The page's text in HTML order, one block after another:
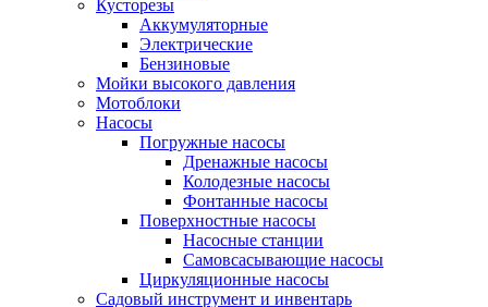
Кусторезы
Аккумуляторные
Электрические
Бензиновые
Мойки высокого давления
Мотоблоки
Насосы
Погружные насосы
Дренажные насосы
Колодезные насосы
Фонтанные насосы
Поверхностные насосы
Насосные станции
Самовсасывающие насосы
Циркуляционные насосы
Садовый инструмент и инвентарь